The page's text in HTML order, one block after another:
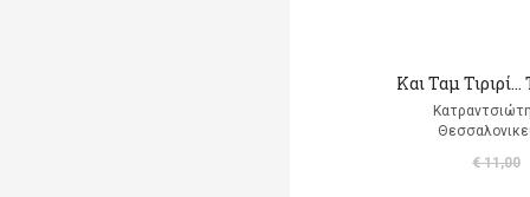
Και Ταμ
€ 11,00